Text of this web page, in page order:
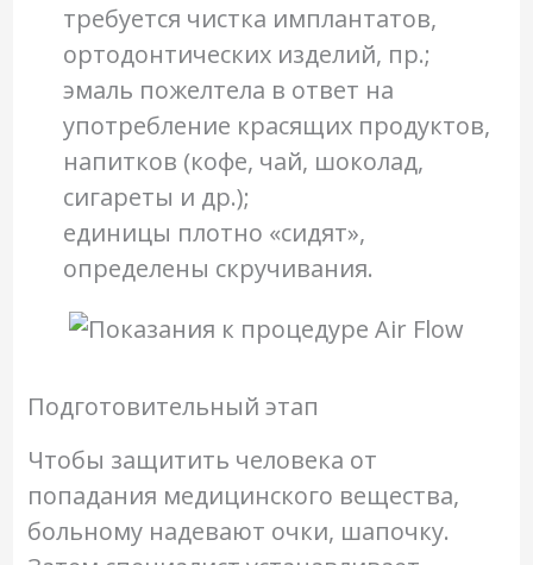
требуется чистка имплантатов,
ортодонтических изделий, пр.;
эмаль пожелтела в ответ на
употребление красящих продуктов,
напитков (кофе, чай, шоколад,
сигареты и др.);
единицы плотно «сидят»,
определены скручивания.
Подготовительный этап
Чтобы защитить человека от
попадания медицинского вещества,
больному надевают очки, шапочку.